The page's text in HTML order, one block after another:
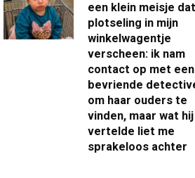
een klein meisje dat
plotseling in mijn
winkelwagentje
verscheen: ik nam
contact op met een
bevriende
om haar ouders te
vinden, maar wat
vertelde liet me
sprakeloos achter